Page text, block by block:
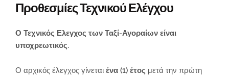
Προθεσμίες Τεχνικού Ελέγχου
Ο Τεχνικός Ελεγχος των Ταξί-Αγοραίων είναι
υποχρεωτικός.
Ο αρχικός έλεγχος γίνεται ένα (1) έτος μετά την πρώτη